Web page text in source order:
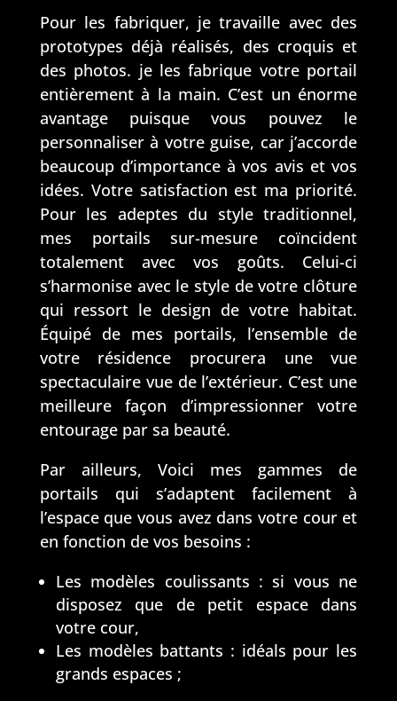
a
don
ner
son
idée
sur
les
suje
ts ,
effic
les
déla
is ,
serv
iabl
e, et
a
prix
corr
ects
rap
qua
prix
.
em
ent
et
évit
er
les
erre
urs
de
déb
uta
grâc
e à
Fra
ncis
qui
est
ago
gue
et
e
dan
son
Pour les fabriquer, je travaille avec des
prototypes déjà réalisés, des croquis et
des photos. je les fabrique votre portail
entièrement à la main. C’est un énorme
avantage puisque vous pouvez le
personnaliser à votre guise, car j’accorde
beaucoup d’importance à vos avis et vos
idées. Votre satisfaction est ma priorité.
Pour les adeptes du style traditionnel,
mes portails sur-mesure coïncident
totalement avec vos goûts. Celui-ci
s’harmonise avec le style de votre clôture
qui ressort le design de votre habitat.
Équipé de mes portails, l’ensemble de
votre résidence procurera une vue
spectaculaire vue de l’extérieur. C’est une
meilleure façon d’impressionner votre
entourage par sa beauté.
Par ailleurs, Voici mes gammes de
portails qui s’adaptent facilement à
l’espace que vous avez dans votre cour et
en fonction de vos besoins :
Les modèles coulissants : si vous ne
disposez que de petit espace dans
votre cour,
Les modèles battants : idéals pour les
grands espaces ;